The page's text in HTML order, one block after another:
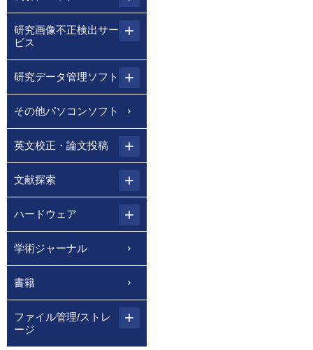
研究画像不正検出サー
ビス
研究データ管理ソフト
その他パソコンソフト
英文校正・論文投稿
文献探索
ハードウェア
学術ジャーナル
書籍
ファイル管理/ストレ
ージ